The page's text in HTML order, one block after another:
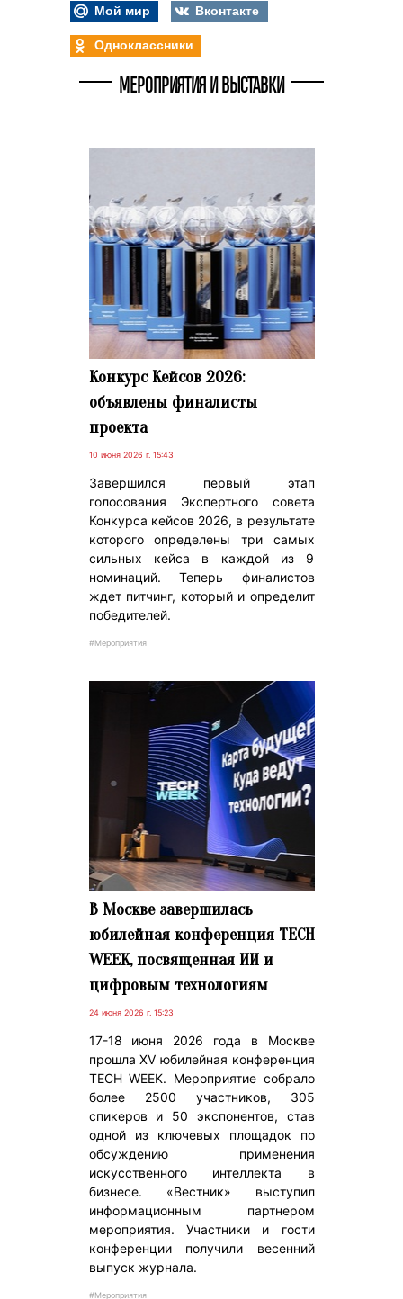
Мой мир
Вконтакте
Одноклассники
МЕРОПРИЯТИЯ И ВЫСТАВКИ
Конкурс Кейсов 2026:
объявлены финалисты
проекта
10 июня 2026 г. 15:43
Завершился первый этап
голосования Экспертного совета
Конкурса кейсов 2026, в результате
которого определены три самых
сильных кейса в каждой из 9
номинаций. Теперь финалистов
ждет питчинг, который и определит
победителей.
#Мероприятия
В Москве завершилась
юбилейная конференция TECH
WEEK, посвященная ИИ и
цифровым технологиям
24 июня 2026 г. 15:23
17-18 июня 2026 года в Москве
прошла XV юбилейная конференция
TECH WEEK. Мероприятие собрало
более 2500 участников, 305
спикеров и 50 экспонентов, став
одной из ключевых площадок по
обсуждению применения
искусственного интеллекта в
бизнесе. «Вестник» выступил
информационным партнером
мероприятия. Участники и гости
конференции получили весенний
выпуск журнала.
#Мероприятия